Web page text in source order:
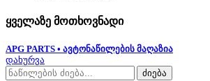
ყველაზე მოთხოვნადი
APG PARTS • ავტონაწილების მაღაზია
დახურვა
ძიება